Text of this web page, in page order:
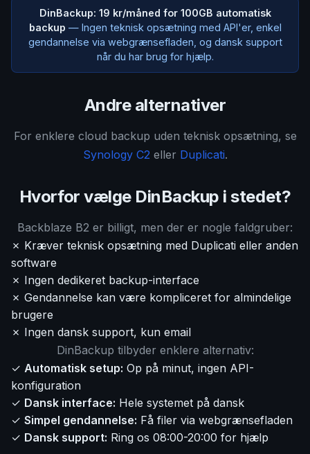
DinBackup: 19 kr/måned for 100GB automatisk
backup — Ingen teknisk opsætning med API'er, enkel
gendannelse via webgrænsefladen, og dansk support
når du har brug for hjælp.
Andre alternativer
For enklere cloud backup uden teknisk opsætning, se
Synology C2 eller Duplicati.
Hvorfor vælge DinBackup i stedet?
Backblaze B2 er billigt, men der er nogle faldgruber:
✗ Kræver teknisk opsætning med Duplicati eller anden
software
✗ Ingen dedikeret backup-interface
✗ Gendannelse kan være kompliceret for almindelige
brugere
✗ Ingen dansk support, kun email
DinBackup tilbyder enklere alternativ:
✓ Automatisk setup: Op på minut, ingen API-
konfiguration
✓ Dansk interface: Hele systemet på dansk
✓ Simpel gendannelse: Få filer via webgrænsefladen
✓ Dansk support: Ring os 08:00-20:00 for hjælp